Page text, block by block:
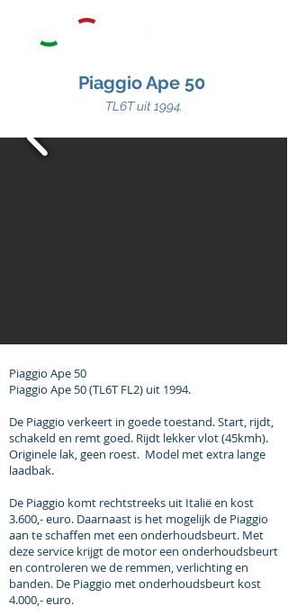
Piaggio Ape 50
TL6T uit 1994.
Piaggio Ape 50
Piaggio Ape 50 (TL6T FL2) uit 1994.
De Piaggio verkeert in goede toestand. Start, rijdt,
schakeld en remt goed. Rijdt lekker vlot (45kmh).
Originele lak, geen roest. Model met extra lange
laadbak.
De Piaggio komt rechtstreeks uit Italië en kost
3.600,- euro. Daarnaast is het mogelijk de Piaggio
aan te schaffen met een onderhoudsbeurt. Met
deze service krijgt de motor een onderhoudsbeurt
en controleren we de remmen, verlichting en
banden. De Piaggio met onderhoudsbeurt kost
4.000,- euro.